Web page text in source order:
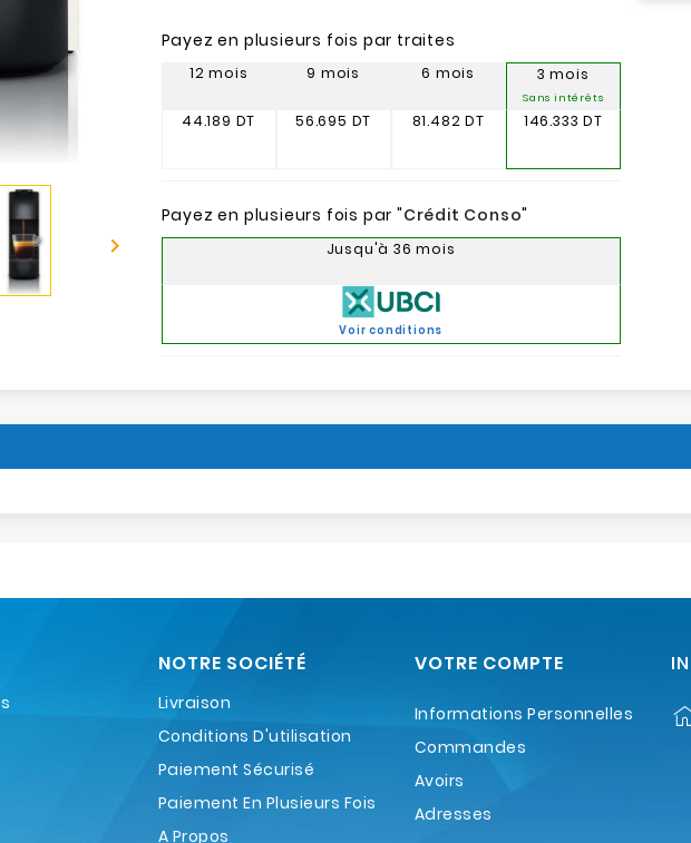

Payez en plusieurs fois par traites
12 mois
44.189 DT
9 mois
56.695 DT
6 mois
81.482 DT
3 mois
Sans intérêts
146.333 DT
Payez en plusieurs fois par "Crédit Conso"
Jusqu'à 36 mois
Voir conditions
NOTRE SOCIÉTÉ
Livraison
Conditions D'utilisation
Paiement Sécurisé
Paiement En Plusieurs Fois
A Propos
VOTRE COMPTE
Informations Personnelles
Commandes
Avoirs
Adresses